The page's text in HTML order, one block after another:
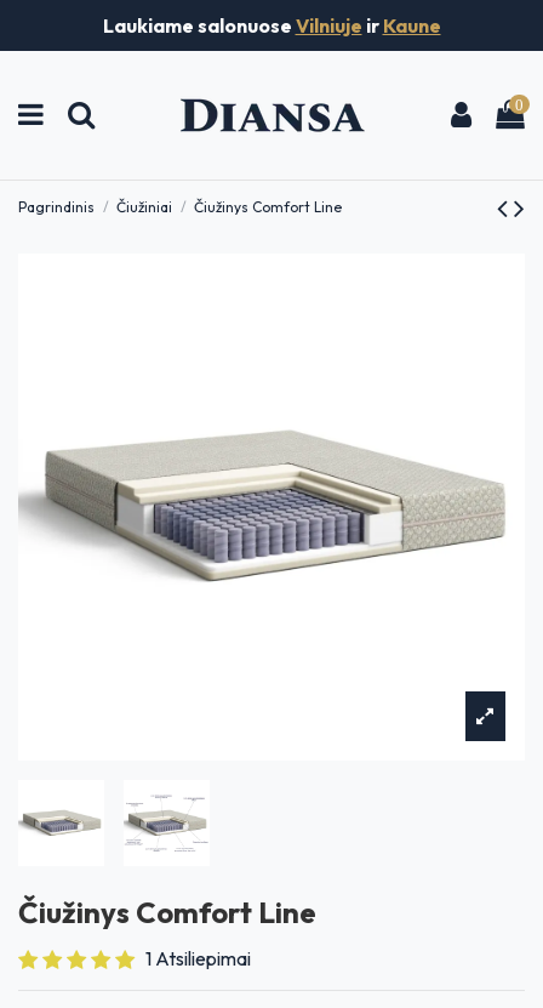
Laukiame salonuose Vilniuje ir Kaune
0
Pagrindinis Čiužiniai Čiužinys Comfort Line
Čiužinys Comfort Line
1 Atsiliepimai